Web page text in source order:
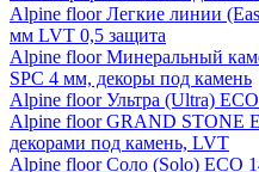
Alpine floor Легкие линии
мм LVT 0,5 защита
Alpine floor Минеральный
SPC 4 мм, декоры под камень
Alpine floor Ультра (Ultra)
Alpine floor GRAND STONE
декорами под камень, LVT
Alpine floor Соло (Solo) ECO